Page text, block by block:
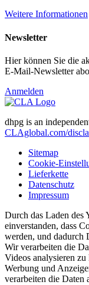
Weitere Informationen
Newsletter
Hier können Sie die
E-Mail-Newsletter
Anmelden
dhpg is an
CLAglobal.com/
Sitemap
Cookie-
Lieferkette
Datenschutz
Impressum
Durch das Laden des
einverstanden, dass
werden, und dadurch
Wir verarbeiten die
Videos analysieren
Werbung und
verarbeiten die Daten